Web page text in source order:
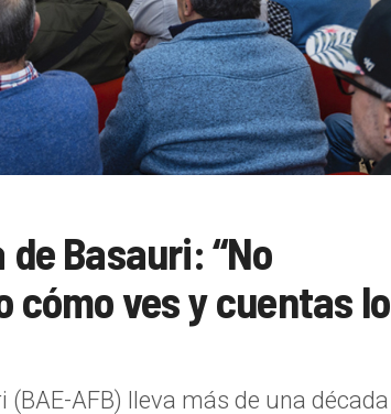
Basauri: “No
ves y cuentas lo
AFB) lleva más de una década